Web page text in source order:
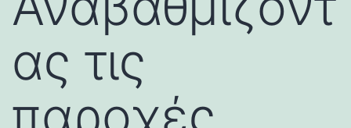
ας τις
παροχές